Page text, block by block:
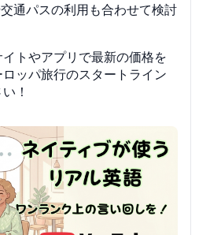
通パスの利用も合わせて検討
トやアプリで最新の価格を
ッパ旅行のスタートライン
！